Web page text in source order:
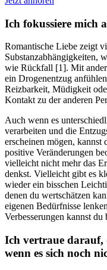
Ich fokussiere mich
Romantische Liebe zeigt
Substanzabhängigkeiten,
wie Rückfall [1]. Mit
ein Drogenentzug
Reizbarkeit, Müdigkeit
Kontakt zu der anderen
Auch wenn es
verarbeiten und die
erscheinen mögen, kannst
positive Veränderungen
vielleicht nicht mehr das
denkst. Vielleicht gibt es
wieder ein bisschen
denen du wertschätzen
eigenen Bedürfnisse
Verbesserungen kannst du
Ich vertraue darauf,
wenn es sich noch